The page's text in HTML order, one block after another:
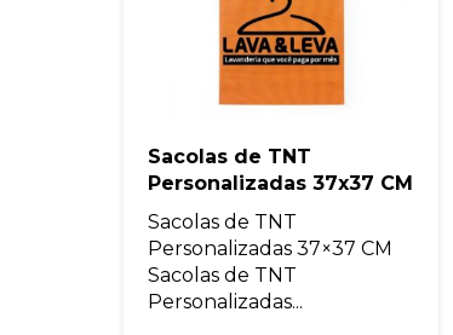
Sacolas de TNT
Personalizadas 37x37 CM
Sacolas de TNT
Personalizadas 37×37 CM
Sacolas de TNT
Personalizadas...